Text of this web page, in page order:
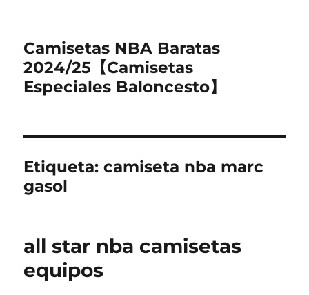
Camisetas NBA Baratas
2024/25【Camisetas
Especiales Baloncesto】
Etiqueta:camiseta nba marc
gasol
all star nba camisetas
equipos